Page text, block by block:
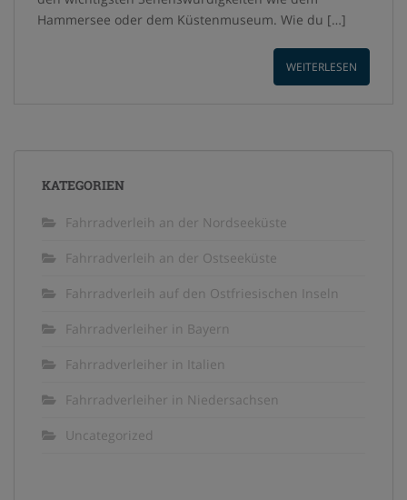
Hammersee oder dem Küstenmuseum. Wie du […]
WEITERLESEN
KATEGORIEN
Fahrradverleih an der Nordseeküste
Fahrradverleih an der Ostseeküste
Fahrradverleih auf den Ostfriesischen Inseln
Fahrradverleiher in Bayern
Fahrradverleiher in Italien
Fahrradverleiher in Niedersachsen
Uncategorized